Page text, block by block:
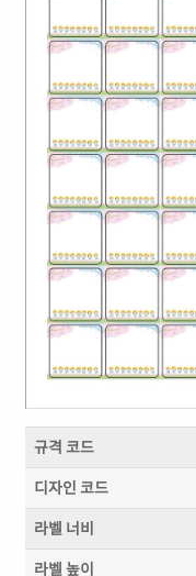
규격 코드
디자인 코드
라벨 너비
라벨 높이